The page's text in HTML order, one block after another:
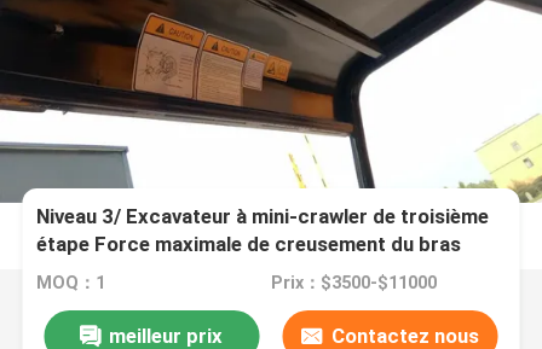
Niveau 3/ Excavateur à mini-crawler de troisième
étape Force maximale de creusement du bras
10,5KN
MOQ：1 Prix：$3500-$11000
meilleur prix Contactez nous